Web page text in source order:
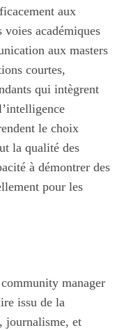
aux
voies académiques
aux masters
courtes,
qui intègrent
le choix
la qualité des
à démontrer des
pour les
manager
issu de la
journalisme, et